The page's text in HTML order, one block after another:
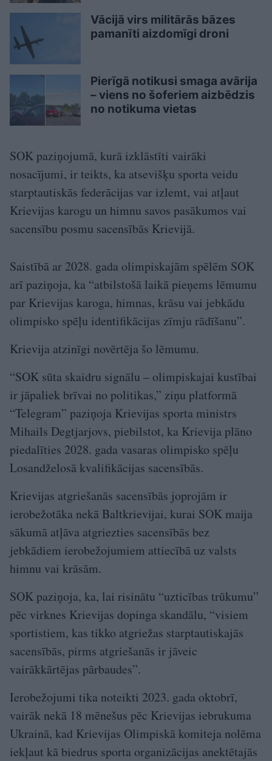
Vācijā virs militārās bāzes
pamanīti aizdomīgi droni
Pierīgā notikusi smaga avārija
– viens no šoferiem aizbēdzis
no notikuma vietas
SOK paziņojumā, kurā izklāstīti vairāki
nosacījumi, ir teikts, ka atsevišķu sporta veidu
starptautiskās federācijas var izlemt, vai atļaut
Krievijas karogu un himnu savos pasākumos vai
sacensību posmu sacensībās Krievijā.
Saistībā ar 2028. gada olimpiskajām spēlēm SOK
arī paziņoja, ka “atbilstošā laikā pieņems lēmumu
par Krievijas karoga, himnas, krāsu vai jebkādu
olimpisko spēļu identifikācijas zīmju rādīšanu”.
Krievija atzinīgi novērtēja šo lēmumu.
“SOK sūta skaidru signālu – olimpiskajai kustībai
ir jāpaliek brīvai no politikas,” ziņu platformā
“Telegram” paziņoja Krievijas sporta ministrs
Mihails Degtjarjovs, piebilstot, ka Krievija plāno
piedalīties 2028. gada vasaras olimpisko spēļu
Losandželosā kvalifikācijas sacensībās.
Krievijas atgriešanās sacensībās joprojām ir
ierobežotāka nekā Baltkrievijai, kurai SOK maija
sākumā atļāva atgriezties sacensībās bez
jebkādiem ierobežojumiem attiecībā uz valsts
himnu vai krāsām.
SOK paziņoja, ka, lai risinātu “uzticības trūkumu”
pēc virknes Krievijas dopinga skandālu, “visiem
sportistiem, kas tikko atgriežas starptautiskajās
sacensībās, pirms atgriešanās ir jāveic
vairākkārtējas pārbaudes”.
Ierobežojumi tika noteikti 2023. gada oktobrī,
vairāk nekā 18 mēnešus pēc Krievijas iebrukuma
Ukrainā, kad Krievijas Olimpiskā komiteja nolēma
iekļaut kā biedrus sporta organizācijas anektētajās